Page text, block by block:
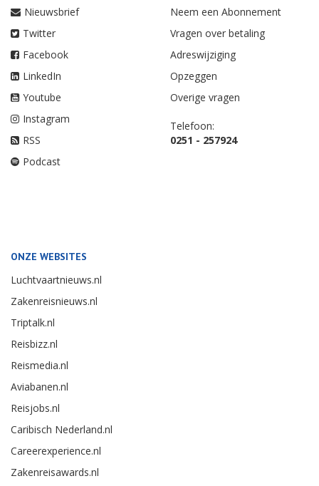
Nieuwsbrief
Twitter
Facebook
LinkedIn
Youtube
Instagram
RSS
Podcast
Neem een Abonnement
Vragen over betaling
Adreswijziging
Opzeggen
Overige vragen
Telefoon:
0251 - 257924
ONZE WEBSITES
Luchtvaartnieuws.nl
Zakenreisnieuws.nl
Triptalk.nl
Reisbizz.nl
Reismedia.nl
Aviabanen.nl
Reisjobs.nl
Caribisch Nederland.nl
Careerexperience.nl
Zakenreisawards.nl